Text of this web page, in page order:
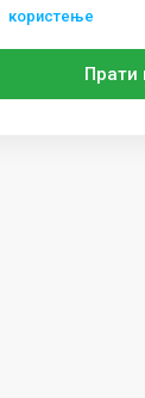
користење
Прати